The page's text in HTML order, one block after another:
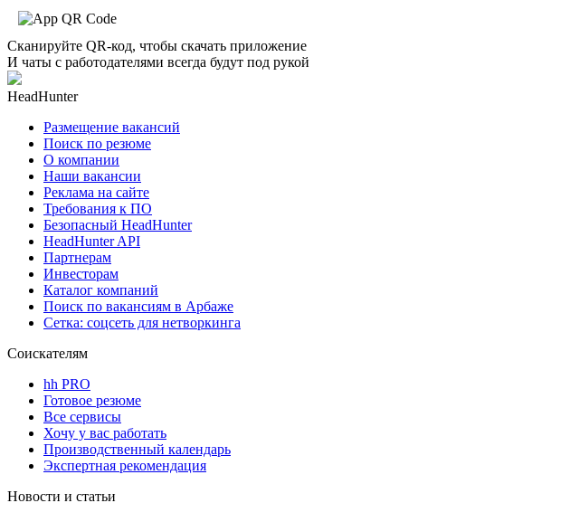
Сканируйте QR-код, чтобы скачать приложение
И чаты с работодателями всегда будут под рукой
HeadHunter
Размещение вакансий
Поиск по резюме
О компании
Наши вакансии
Реклама на сайте
Требования к ПО
Безопасный HeadHunter
HeadHunter API
Партнерам
Инвесторам
Каталог компаний
Поиск по вакансиям в Арбаже
Сетка: соцсеть для нетворкинга
Соискателям
hh PRO
Готовое резюме
Все сервисы
Хочу у вас работать
Производственный календарь
Экспертная рекомендация
Новости и статьи